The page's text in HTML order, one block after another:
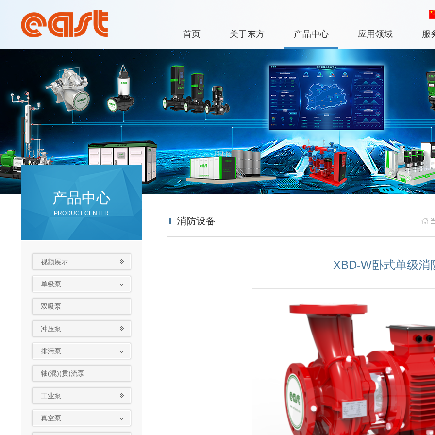
首页 关于东方 产品中心 应用领域 服
产品中心
PRODUCT CENTER
视频展示
单级泵
双吸泵
冲压泵
排污泵
轴(混)(贯)流泵
工业泵
真空泵
消防设备
XBD-W卧式单级消